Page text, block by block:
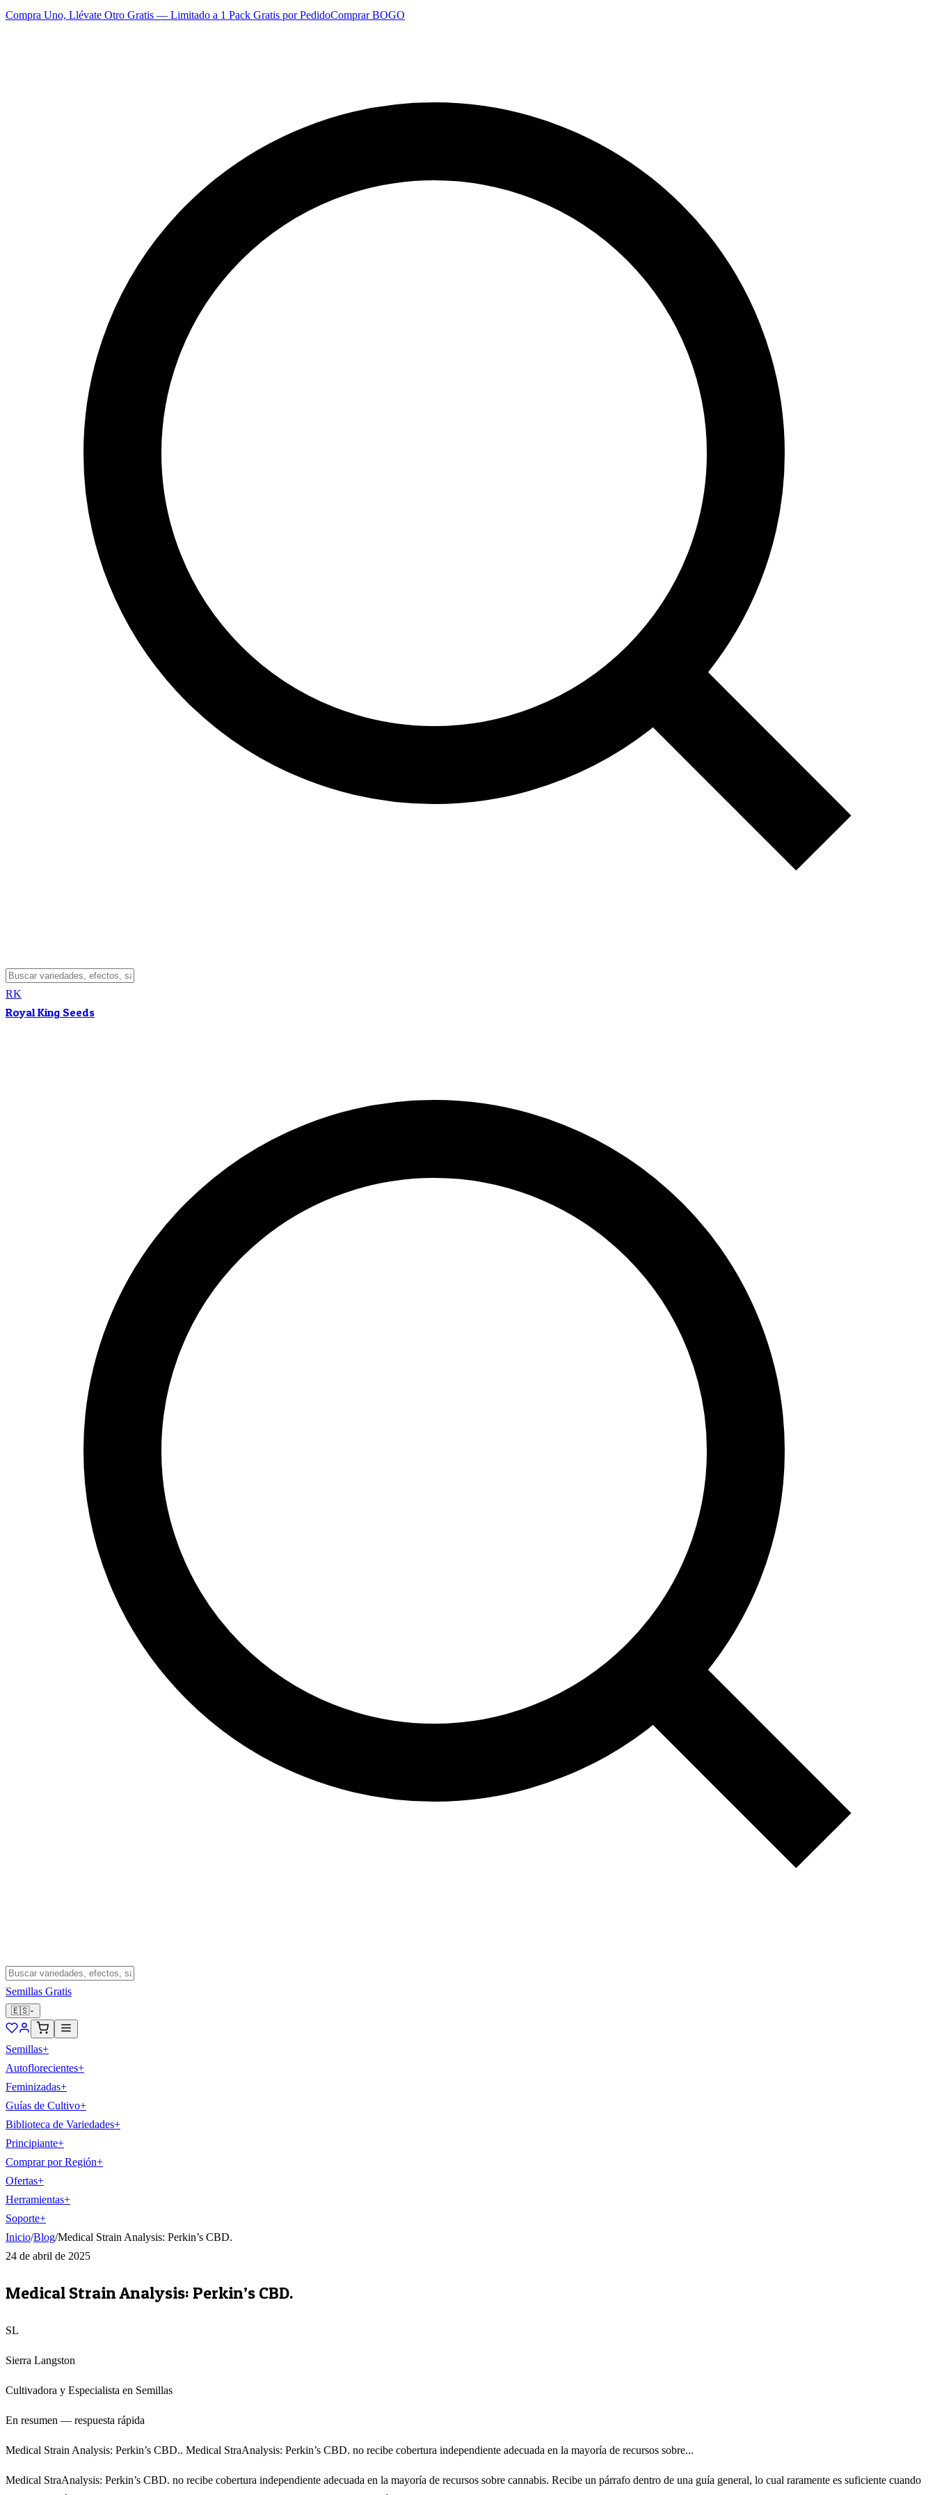
Compra Uno, Llévate Otro Gratis — Limitado a 1 Pack Gratis por PedidoComprar BOGO
RK
Royal King Seeds
Semillas Gratis
🇪🇸
Semillas+
Autoflorecientes+
Feminizadas+
Guías de Cultivo+
Biblioteca de Variedades+
Principiante+
Comprar por Región+
Ofertas+
Herramientas+
Soporte+
Inicio/Blog/Medical Strain Analysis: Perkin’s CBD.
24 de abril de 2025
Medical Strain Analysis: Perkin’s CBD.
SL
Sierra Langston
Cultivadora y Especialista en Semillas
En resumen — respuesta rápida
Medical Strain Analysis: Perkin’s CBD.. Medical StraAnalysis: Perkin’s CBD. no recibe cobertura independiente adecuada en la mayoría de recursos sobre...
Medical StraAnalysis: Perkin’s CBD. no recibe cobertura independiente adecuada en la mayoría de recursos sobre cannabis. Recibe un párrafo dentro de una guía general, lo cual raramente es suficiente cuando